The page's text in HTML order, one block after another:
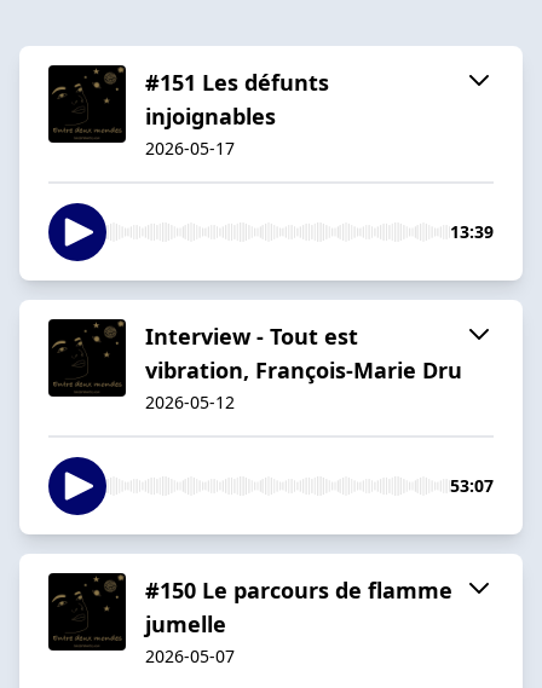
#151 Les défunts
injoignables
2026-05-17
13:39
Interview - Tout est
vibration, François-Marie Dru
2026-05-12
53:07
#150 Le parcours de flamme
jumelle
2026-05-07